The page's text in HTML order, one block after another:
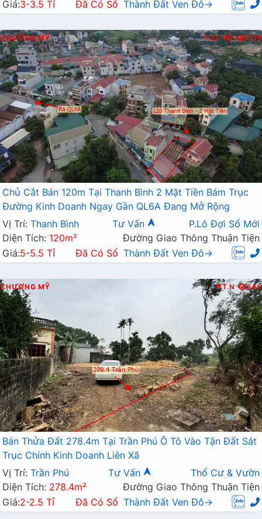
Giá:3-3.5 Tỉ Đã Có Sổ Thành Đất Ven Đô→
CHƯƠNG MỸ K.D Đ 1119
Chủ Cắt Bán 120m Tại Thanh Bình 2 Mặt Tiền Bám Trục
Đường Kinh Doanh Ngay Gần QL6A Đang Mở Rộng
Vị Trí: Thanh Bình Tư Vấn
P.Lô Đợi Sổ Mới
Diện Tích: 120m²
Đường Giao Thông Thuận Tiện
Giá:5-5.5 Tỉ Đã Có Sổ Thành Đất Ven Đô→
CHƯƠNG MỸ T.N 565
Bán Thửa Đất 278.4m Tại Trần Phú Ô Tô Vào Tận Đất Sát
Trục Chính Kinh Doanh Liên Xã
Vị Trí: Trần Phú Tư Vấn
Thổ Cư & Vườn
Diện Tích: 278.4m²
Đường Giao Thông Thuận Tiện
Giá:2-2.5 Tỉ Đã Có Sổ Thành Đất Ven Đô→